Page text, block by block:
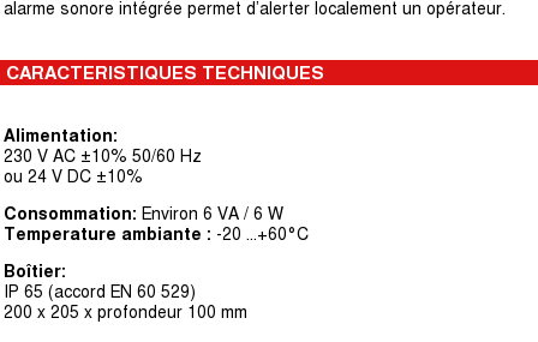
alarme sonore intégrée permet d’alerter localement un opérateur.
CARACTERISTIQUES TECHNIQUES
Alimentation:
230 V AC ±10% 50/60 Hz
ou 24 V DC ±10%
Consommation: Environ 6 VA / 6 W
Temperature ambiante : -20 ...+60°C
Boîtier:
IP 65 (accord EN 60 529)
200 x 205 x profondeur 100 mm